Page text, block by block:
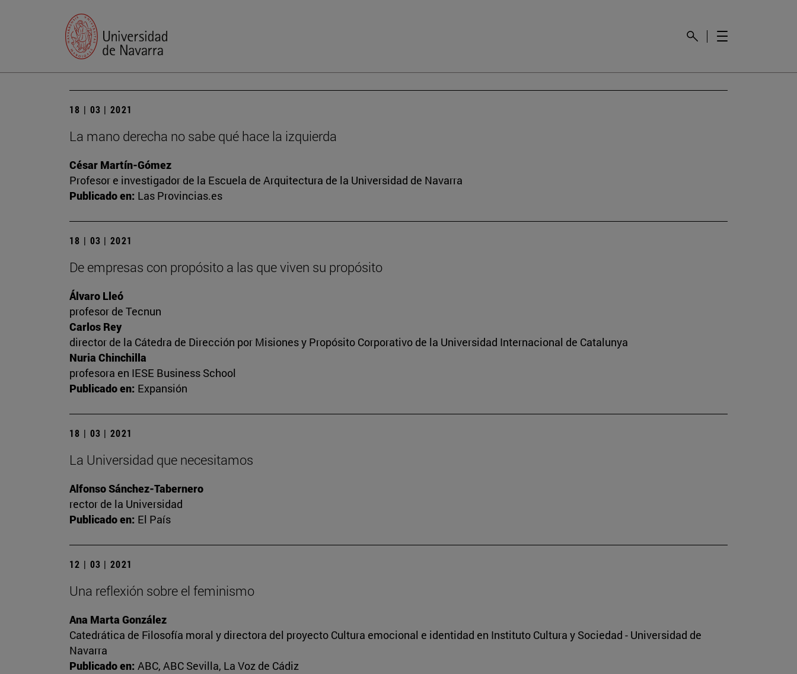
18 | 03 | 2021
La mano derecha no sabe qué hace la izquierda
César Martín-Gómez
Profesor e investigador de la Escuela de Arquitectura de la Universidad de Navarra
Publicado en: Las Provincias.es
18 | 03 | 2021
De empresas con propósito a las que viven su propósito
Álvaro Lleó
profesor de Tecnun
Carlos Rey
director de la Cátedra de Dirección por Misiones y Propósito Corporativo de la Universidad Internacional de Catalunya
Nuria Chinchilla
profesora en IESE Business School
Publicado en: Expansión
18 | 03 | 2021
La Universidad que necesitamos
Alfonso Sánchez-Tabernero
rector de la Universidad
Publicado en: El País
12 | 03 | 2021
Una reflexión sobre el feminismo
Ana Marta González
Catedrática de Filosofía moral y directora del proyecto Cultura emocional e identidad en Instituto Cultura y Sociedad - Universidad de
Navarra
Publicado en: ABC, ABC Sevilla, La Voz de Cádiz